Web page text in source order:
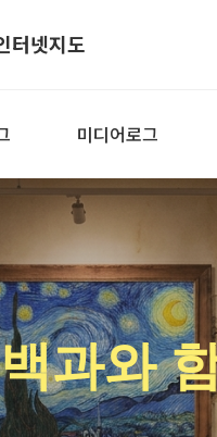
터넷지도
미디어로그
과와